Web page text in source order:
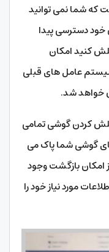
که شما نمی توانید
خود دسترسی پیدا
کنید امکان
سیستم عامل های قبلی
خواهد شد.
کردن گوشی تمامی
گوشی شما پاک می
امکان بازگشت وجود
مورد نیاز خود را